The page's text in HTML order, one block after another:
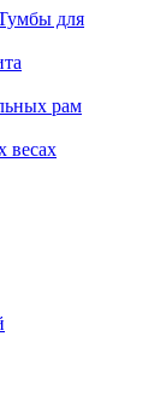
для
рам
весах